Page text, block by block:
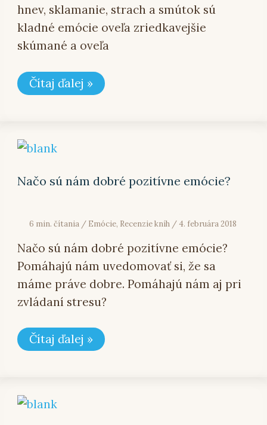
hnev, sklamanie, strach a smútok sú
kladné emócie oveľa zriedkavejšie
skúmané a oveľa
Čítaj ďalej »
Načo sú nám dobré pozitívne emócie?
6 min. čítania/ Emócie, Recenzie kníh/4. februára 2018
Načo sú nám dobré pozitívne emócie?
Pomáhajú nám uvedomovať si, že sa
máme práve dobre. Pomáhajú nám aj pri
zvládaní stresu?
Načo
sú
dobré
pozitívne
Čítaj ďalej »
Ako
skrotiť